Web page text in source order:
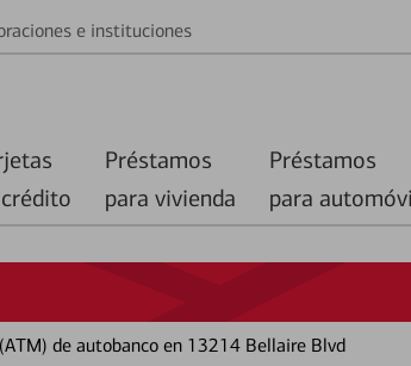
e instituciones
Préstamos
para vivienda
Préstamos
para
de autobanco en 13214 Bellaire Blvd